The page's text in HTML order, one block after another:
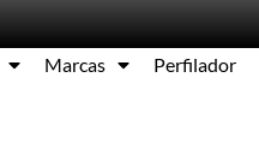
Marcas Perfilador
Equipos